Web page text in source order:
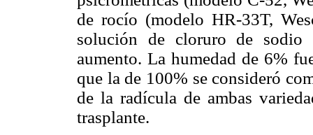
de rocío (modelo HR-33T,
solución de cloruro de sodio
aumento. La humedad de 6%
que la de 100% se consideró
de la radícula de ambas
trasplante.